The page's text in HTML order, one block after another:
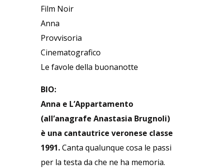
Film Noir
Anna
Provvisoria
Cinematografico
Le favole della buonanotte
BIO:
Anna e L’Appartamento
(all’anagrafe Anastasia Brugnoli)
è una cantautrice veronese classe
1991.Canta qualunque cosa le passi
per la testa da che ne ha memoria.